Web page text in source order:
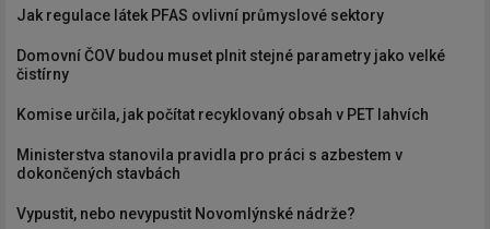
Jak regulace látek PFAS ovlivní průmyslové sektory
Domovní ČOV budou muset plnit stejné parametry jako velké
čistírny
Komise určila, jak počítat recyklovaný obsah v PET lahvích
Ministerstva stanovila pravidla pro práci s azbestem v
dokončených stavbách
Vypustit, nebo nevypustit Novomlýnské nádrže?